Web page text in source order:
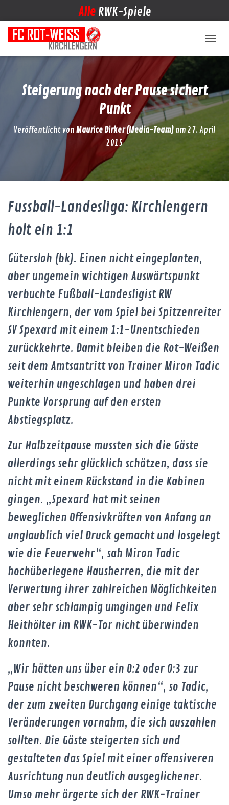
Alle RWK-Spiele
Steigerung nach der Pause sichert
Punkt
Veröffentlicht von Maurice Dirker (Media-Team) am 27. April
2015
Fussball-Landesliga: Kirchlengern
holt ein 1:1
Gütersloh (bk). Einen nicht eingeplanten,
aber ungemein wichtigen Auswärtspunkt
verbuchte Fußball-Landesligist RW
Kirchlengern, der vom Spiel bei Spitzenreiter
SV Spexard mit einem 1:1-Unentschieden
zurückkehrte. Damit bleiben die Rot-Weißen
seit dem Amtsantritt von Trainer Miron Tadic
weiterhin ungeschlagen und haben drei
Punkte Vorsprung auf den ersten
Abstiegsplatz.
Zur Halbzeitpause mussten sich die Gäste
allerdings sehr glücklich schätzen, dass sie
nicht mit einem Rückstand in die Kabinen
gingen. „Spexard hat mit seinen
beweglichen Offensivkräften von Anfang an
unglaublich viel Druck gemacht und losgelegt
wie die Feuerwehr“, sah Miron Tadic
hochüberlegene Hausherren, die mit der
Verwertung ihrer zahlreichen Möglichkeiten
aber sehr schlampig umgingen und Felix
Heithölter im RWK-Tor nicht überwinden
konnten.
„Wir hätten uns über ein 0:2 oder 0:3 zur
Pause nicht beschweren können“, so Tadic,
der zum zweiten Durchgang einige taktische
Veränderungen vornahm, die sich auszahlen
sollten. Die Gäste steigerten sich und
gestalteten das Spiel mit einer offensiveren
Ausrichtung nun deutlich ausgeglichener.
Umso mehr ärgerte sich der RWK-Trainer